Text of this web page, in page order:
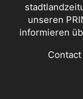
unseren
informieren
Contact